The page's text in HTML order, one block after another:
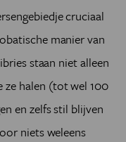
cruciaal
manier van
staan niet alleen
ze halen (tot wel 100
en zelfs stil blijven
niets weleens